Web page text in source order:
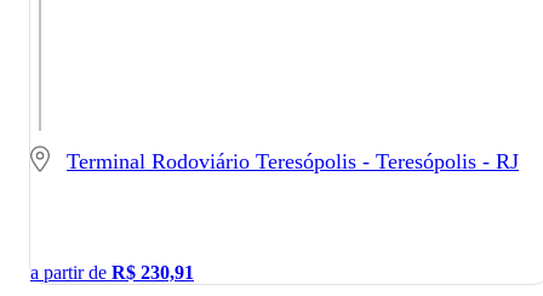
Terminal Rodoviário Teresópolis - Teresópolis - RJ
a partir de R$ 230,91